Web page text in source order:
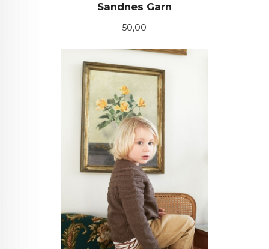
Sandnes Garn
Pris
50,00